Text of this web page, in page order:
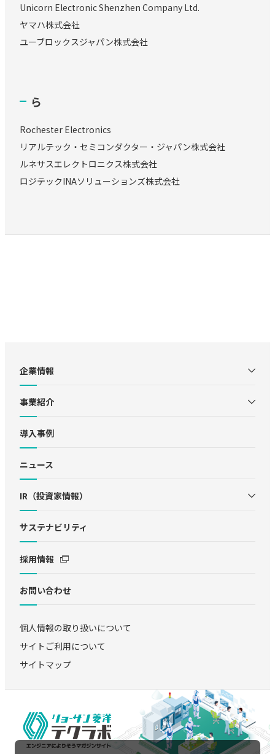
Unicorn Electronic Shenzhen Company Ltd.
ヤマハ株式会社
ユーブロックスジャパン株式会社
ら
Rochester Electronics
リアルテック・セミコンダクター・ジャパン株式会社
ルネサスエレクトロニクス株式会社
ロジテックINAソリューションズ株式会社
企業情報
事業紹介
導入事例
ニュース
IR（投資家情報）
サステナビリティ
採用情報
お問い合わせ
個人情報の取り扱いについて
サイトご利用について
サイトマップ